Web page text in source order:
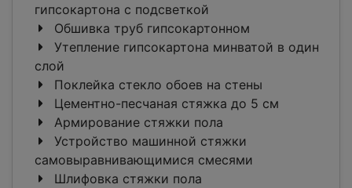
гипсокартона с подсветкой
Обшивка труб гипсокартонном
Утепление гипсокартона минватой в один
слой
Поклейка стекло обоев на стены
Цементно-песчаная стяжка до 5 см
Армирование стяжки пола
Устройство машинной стяжки
самовыравнивающимися смесями
Шлифовка стяжки пола